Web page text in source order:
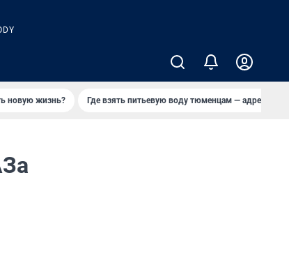
новую жизнь? Где взять питьевую воду тюменцам — адреса